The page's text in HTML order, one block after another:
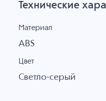
Технические
Материал
ABS
Цвет
Светло-серый